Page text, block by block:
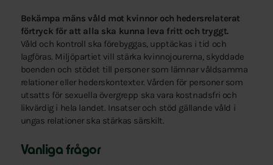
Bekämpa mäns våld mot kvinnor och hedersrelaterat
förtryck för att alla ska kunna leva fritt och tryggt.
Våld och kontroll ska förebyggas, upptäckas i tid och
lagföras. Miljöpartiet vill stärka kvinnojourerna, skyddade
boenden och stödet till personer som lämnar våldsamma
relationer eller hederskontexter. Vården för personer som
utsatts för sexuella övergrepp ska vara kostnadsfri och
likvärdig i hela landet. Insatser och stöd gällande våld i
ungas relationer ska stärkas särskilt.
Vanliga frågor